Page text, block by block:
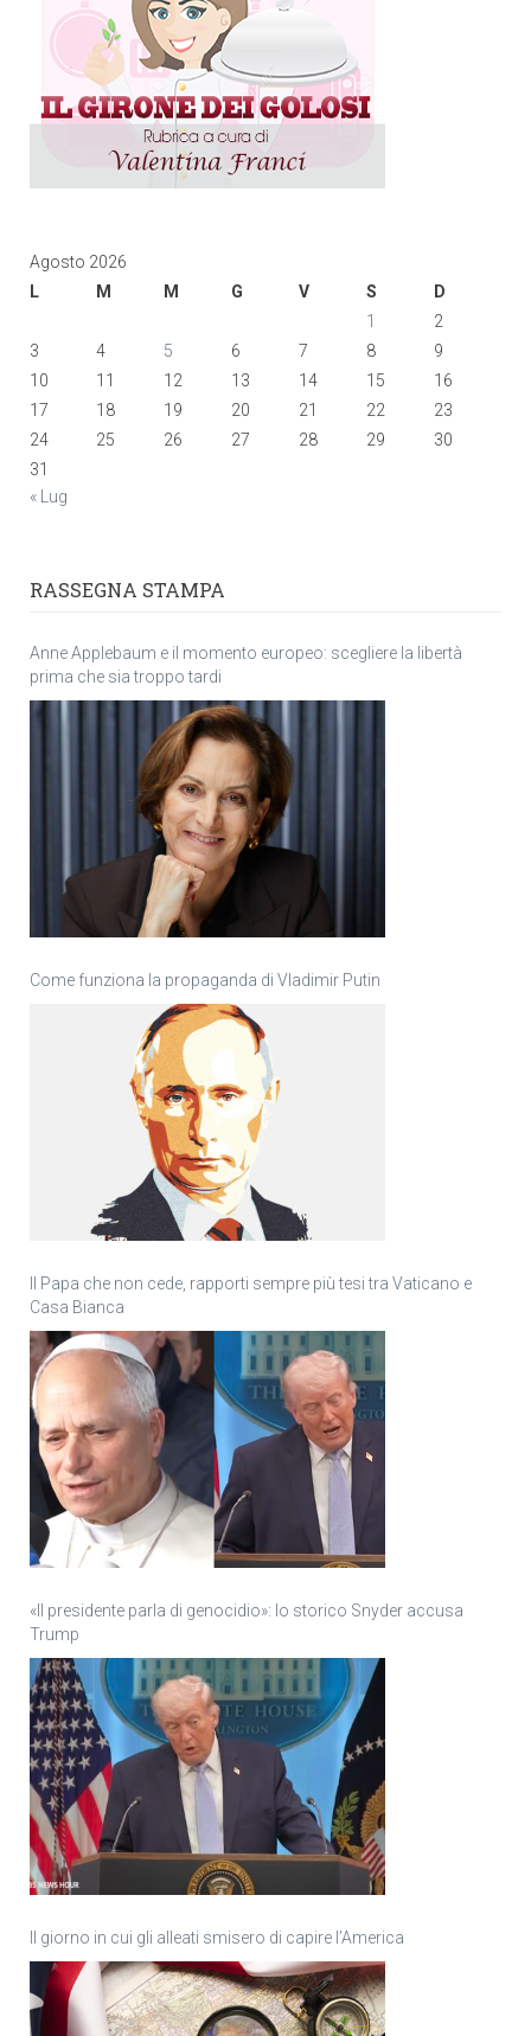
Agosto 2026
L
M M G V S
D
1
2
3
4 5 6 7 8
9
10
11 12 13 14 15
16
17
18 19 20 21 22
23
24
25 26 27 28 29
30
31
« Lug
RASSEGNA STAMPA
Anne Applebaum e il momento europeo: scegliere la libertà
prima che sia troppo tardi
Come funziona la propaganda di Vladimir Putin
Il Papa che non cede, rapporti sempre più tesi tra Vaticano e
Casa Bianca
«Il presidente parla di genocidio»: lo storico Snyder accusa
Trump
Il giorno in cui gli alleati smisero di capire l’America